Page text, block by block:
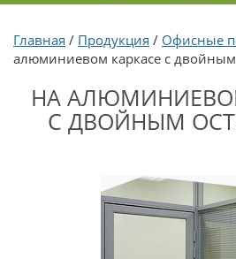
Главная / Продукция / Офисные
алюминиевом каркасе с двойным
НА
С ДВОЙНЫМ